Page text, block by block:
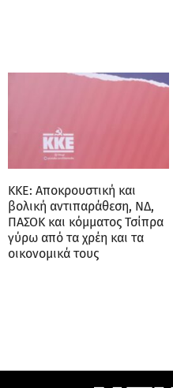
ΚΚΕ: Αποκρουστική και
βολική αντιπαράθεση, ΝΔ,
ΠΑΣΟΚ και κόμματος Τσίπρα
γύρω από τα χρέη και τα
οικονομικά τους